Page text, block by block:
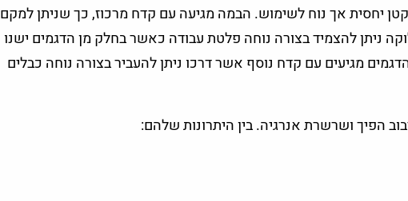
יחסית אך נוח לשימוש. הבמה מגיעה עם קדח מרכוז, כך שניתן למקם
ניתן להצמיד בצורה נוחה פלטת עבודה כאשר בחלק מן הדגמים ישנו
מגיעים עם קדח נוסף אשר דרכו ניתן להעביר בצורה נוחה כבלים
הפיך ושרשרת אנרגיה. בין היתרונות שלהם: